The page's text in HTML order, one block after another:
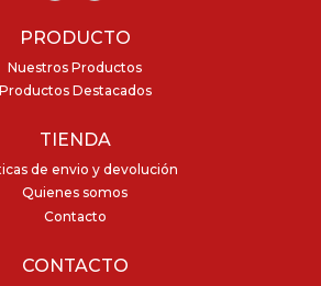
PRODUCTO
Nuestros Productos
Productos Destacados
TIENDA
de envio y devolución
Quienes somos
Contacto
CONTACTO